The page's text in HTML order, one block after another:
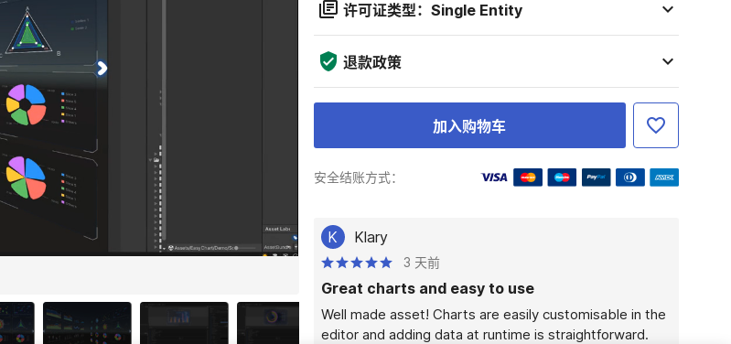
许可证类型：Single Entity
退款政策
加入购物车
安全结账方式：
K Klary
3 天前
Great charts and easy to use
Well made asset! Charts are easily customisable in the
editor and adding data at runtime is straightforward.